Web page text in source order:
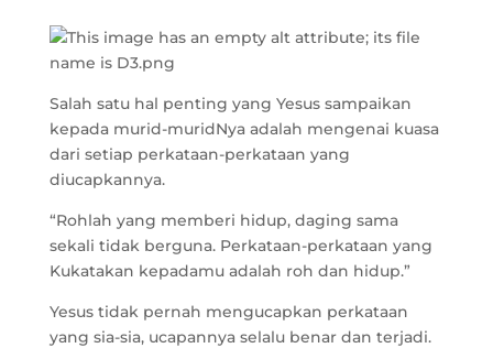
Salah satu hal penting yang Yesus sampaikan
kepada murid-muridNya adalah mengenai kuasa
dari setiap perkataan-perkataan yang
diucapkannya.
“Rohlah yang memberi hidup, daging sama
sekali tidak berguna. Perkataan-perkataan yang
Kukatakan kepadamu adalah roh dan hidup.”
Yesus tidak pernah mengucapkan perkataan
yang sia-sia, ucapannya selalu benar dan terjadi.